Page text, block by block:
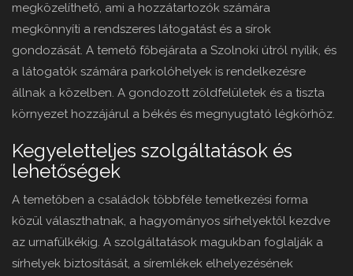
megközelíthető, ami a hozzátartozók számára
megkönnyíti a rendszeres látogatást és a sírok
gondozását. A temető főbejárata a Szolnoki útról nyílik, és
a látogatók számára parkolóhelyek is rendelkezésre
állnak a közelben. A gondozott zöldfelületek és a tiszta
környezet hozzájárul a békés és megnyugtató légkörhöz.
Kegyeletteljes szolgáltatások és
lehetőségek
A temetőben a családok többféle temetkezési forma
közül választhatnak, a hagyományos sírhelyektől kezdve
az urnafülkékig. A szolgáltatások magukban foglalják a
sírhelyek biztosítását, a síremlékek elhelyezésének